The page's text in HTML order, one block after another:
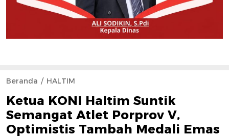
Beranda HALTIM
Ketua KONI Haltim Suntik
Semangat Atlet Porprov V,
Optimistis Tambah Medali Emas